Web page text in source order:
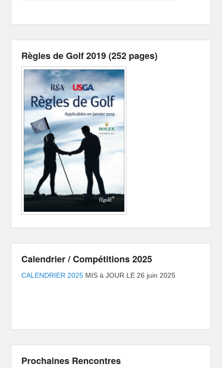
Règles de Golf 2019 (252 pages)
Calendrier / Compétitions 2025
CALENDRIER 2025 MIS à JOUR LE 26 juin 2025
Prochaines Rencontres